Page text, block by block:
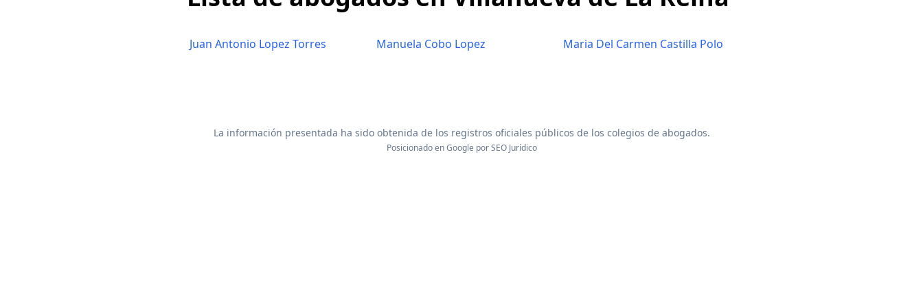
Juan Antonio Lopez Torres Manuela Cobo Lopez Maria Del Carmen Castilla Polo
La información presentada ha sido obtenida de los registros oficiales públicos de los colegios de abogados.
Posicionado en Google porSEO Jurídico